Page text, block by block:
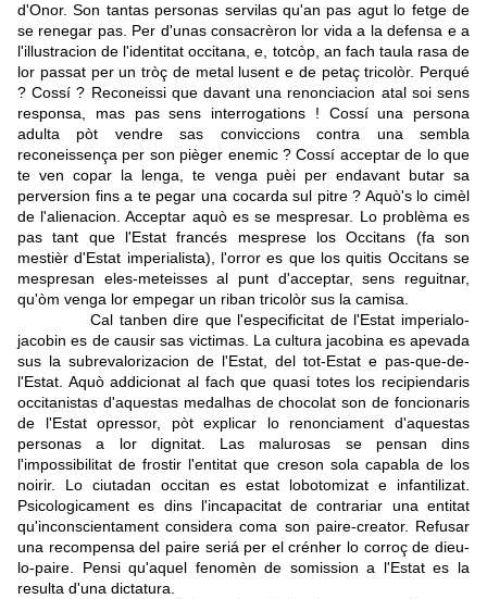
d'Onor. Son tantas personas servilas qu'an pas agut lo fetge de
se renegar pas. Per d'unas consacrèron lor vida a la defensa e a
l'illustracion de l'identitat occitana, e, totcòp, an fach taula rasa de
lor passat per un tròç de metal lusent e de petaç tricolòr. Perqué
? Cossí ? Reconeissi que davant una renonciacion atal soi sens
responsa, mas pas sens interrogations ! Cossí una persona
adulta pòt vendre sas conviccions contra una sembla
reconeissença per son pièger enemic ? Cossí acceptar de lo que
te ven copar la lenga, te venga puèi per endavant butar sa
perversion fins a te pegar una cocarda sul pitre ? Aquò's lo cimèl
de l'alienacion. Acceptar aquò es se mespresar. Lo problèma es
pas tant que l'Estat francés mesprese los Occitans (fa son
mestièr d'Estat imperialista), l'orror es que los quitis Occitans se
mespresan eles-meteisses al punt d'acceptar, sens reguitnar,
qu'òm venga lor empegar un riban tricolòr sus la camisa.
Cal tanben dire que l'especificitat de l'Estat imperialo-
jacobin es de causir sas victimas. La cultura jacobina es apevada
sus la subrevalorizacion de l'Estat, del tot-Estat e pas-que-de-
l'Estat. Aquò addicionat al fach que quasi totes los recipiendaris
occitanistas d'aquestas medalhas de chocolat son de foncionaris
de l'Estat opressor, pòt explicar lo renonciament d'aquestas
personas a lor dignitat. Las malurosas se pensan dins
l'impossibilitat de frostir l'entitat que creson sola capabla de los
noirir. Lo ciutadan occitan es estat lobotomizat e infantilizat.
Psicologicament es dins l'incapacitat de contrariar una entitat
qu'inconscientament considera coma son paire-creator. Refusar
una recompensa del paire seriá per el crénher lo corroç de dieu-
lo-paire. Pensi qu'aquel fenomèn de somission a l'Estat es la
resulta d'una dictatura.